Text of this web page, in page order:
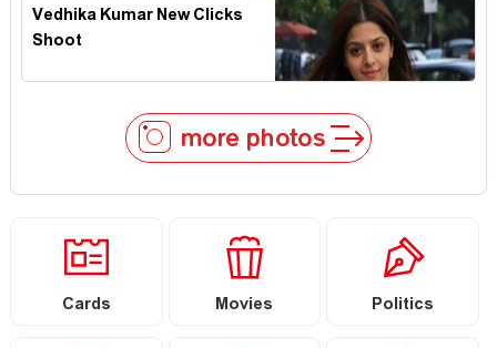
Vedhika Kumar New Clicks
Shoot
more photos
Cards Movies Politics